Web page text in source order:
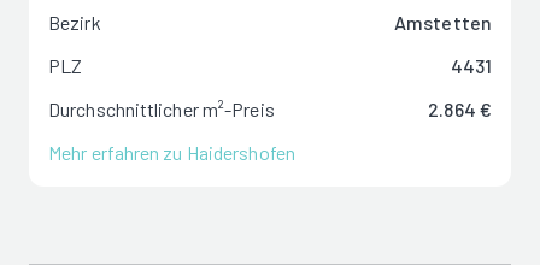
Bezirk
Amstetten
PLZ
4431
Durchschnittlicher m²-Preis
2.864 €
Mehr erfahren zu Haidershofen